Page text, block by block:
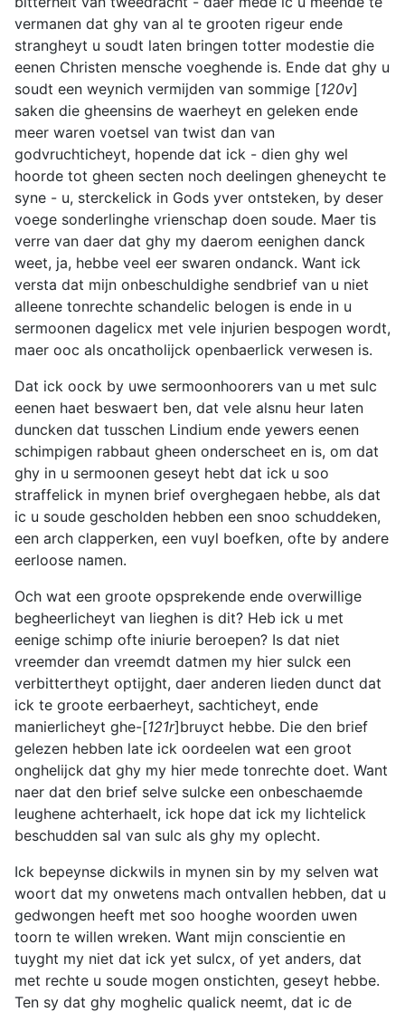
vermanen dat ghy van al te grooten rigeur ende
strangheyt u soudt laten bringen totter modestie die
eenen Christen mensche voeghende is. Ende dat ghy u
soudt een weynich vermijden van sommige [120v]
saken die gheensins de waerheyt en geleken ende
meer waren voetsel van twist dan van
godvruchticheyt, hopende dat ick - dien ghy wel
hoorde tot gheen secten noch deelingen gheneycht te
syne - u, sterckelick in Gods yver ontsteken, by deser
voege sonderlinghe vrienschap doen soude. Maer tis
verre van daer dat ghy my daerom eenighen danck
weet, ja, hebbe veel eer swaren ondanck. Want ick
versta dat mijn onbeschuldighe sendbrief van u niet
alleene tonrechte schandelic belogen is ende in u
sermoonen dagelicx met vele injurien bespogen wordt,
maer ooc als oncatholijck openbaerlick verwesen is.
Dat ick oock by uwe sermoonhoorers van u met sulc
eenen haet beswaert ben, dat vele alsnu heur laten
duncken dat tusschen Lindium ende yewers eenen
schimpigen rabbaut gheen onderscheet en is, om dat
ghy in u sermoonen geseyt hebt dat ick u soo
straffelick in mynen brief overghegaen hebbe, als dat
ic u soude gescholden hebben een snoo schuddeken,
een arch clapperken, een vuyl boefken, ofte by andere
eerloose namen.
Och wat een groote opsprekende ende overwillige
begheerlicheyt van lieghen is dit? Heb ick u met
eenige schimp ofte iniurie beroepen? Is dat niet
vreemder dan vreemdt datmen my hier sulck een
verbittertheyt optijght, daer anderen lieden dunct dat
ick te groote eerbaerheyt, sachticheyt, ende
manierlicheyt ghe-[121r]bruyct hebbe. Die den brief
gelezen hebben late ick oordeelen wat een groot
onghelijck dat ghy my hier mede tonrechte doet. Want
naer dat den brief selve sulcke een onbeschaemde
leughene achterhaelt, ick hope dat ick my lichtelick
beschudden sal van sulc als ghy my oplecht.
Ick bepeynse dickwils in mynen sin by my selven wat
woort dat my onwetens mach ontvallen hebben, dat u
gedwongen heeft met soo hooghe woorden uwen
toorn te willen wreken. Want mijn conscientie en
tuyght my niet dat ick yet sulcx, of yet anders, dat
met rechte u soude mogen onstichten, geseyt hebbe.
Ten sy dat ghy moghelic qualick neemt, dat ic de